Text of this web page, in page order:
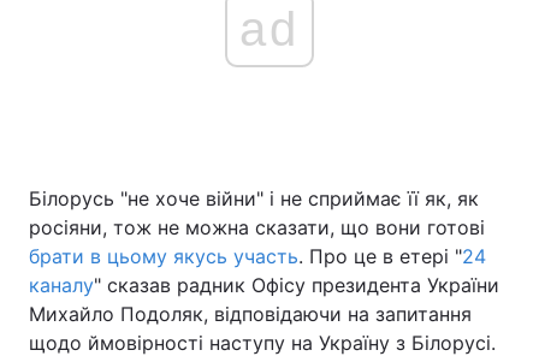
ad
Білорусь "не хоче війни" і не сприймає її як, як
росіяни, тож не можна сказати, що вони готові
брати в цьому якусь участь. Про це в етері "24
каналу" сказав радник Офісу президента України
Михайло Подоляк, відповідаючи на запитання
щодо ймовірності наступу на Україну з Білорусі.